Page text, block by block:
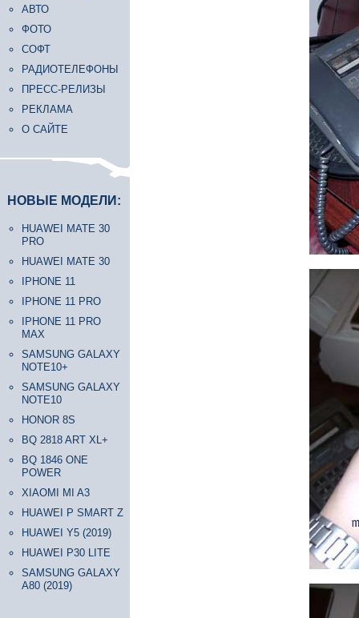
АВТО
ФОТО
СОФТ
РАДИОТЕЛЕФОНЫ
ПРЕСС-РЕЛИЗЫ
РЕКЛАМА
О САЙТЕ
НОВЫЕ МОДЕЛИ:
HUAWEI MATE 30
PRO
HUAWEI MATE 30
IPHONE 11
IPHONE 11 PRO
IPHONE 11 PRO
MAX
SAMSUNG GALAXY
NOTE10+
SAMSUNG GALAXY
NOTE10
HONOR 8S
BQ 2818 ART XL+
BQ 1846 ONE
POWER
XIAOMI MI A3
HUAWEI P SMART Z
HUAWEI Y5 (2019)
HUAWEI P30 LITE
SAMSUNG GALAXY
A80 (2019)